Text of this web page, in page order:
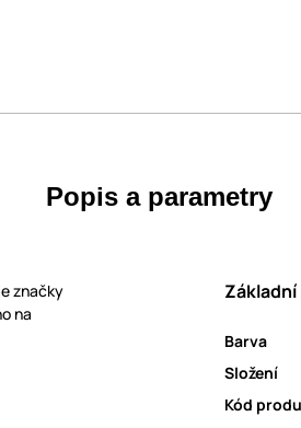
Popis a parametry
značky
na
Barva
Složení
Kód